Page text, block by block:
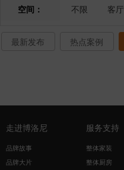
空间：
不限 客厅
最新发布 热点案例
走进博洛尼
品牌故事
品牌大片
服务支持
整体家装
整体厨房